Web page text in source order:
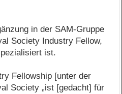
in der SAM-Gruppe
Society Industry Fellow,
ist.
Fellowship [unter der
Society „ist [gedacht] für